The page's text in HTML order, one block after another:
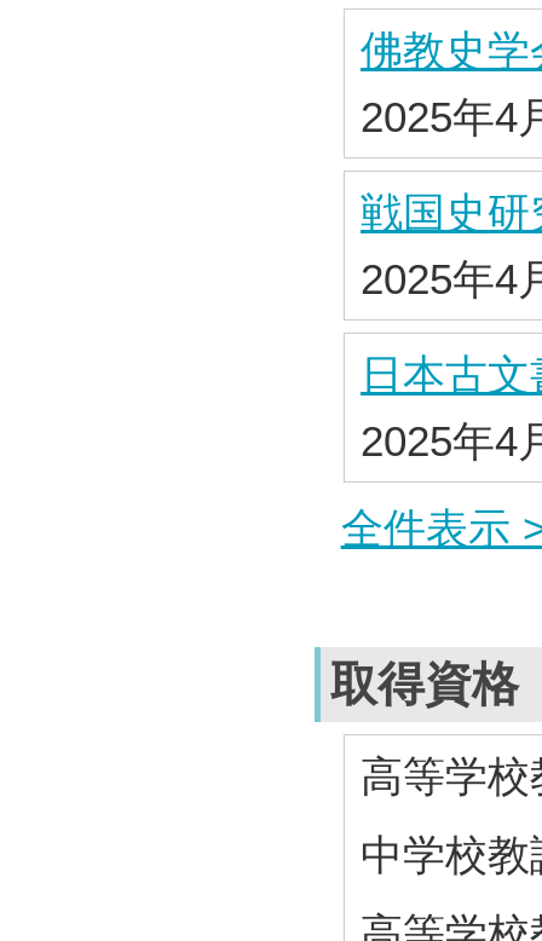
佛教史学
2025年4
戦国史研
2025年4
日本古
2025年4
全件表示
取得資格
高等学
中学校